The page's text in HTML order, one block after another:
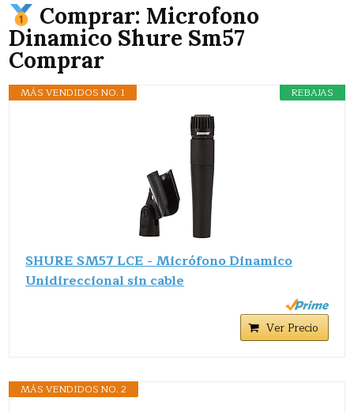
Comprar: Microfono
Dinamico Shure Sm57
Comprar
REBAJAS
MÁS VENDIDOS NO. 1
SHURE SM57 LCE - Micrófono Dinamico
Unidireccional sin cable
Ver Precio
MÁS VENDIDOS NO. 2